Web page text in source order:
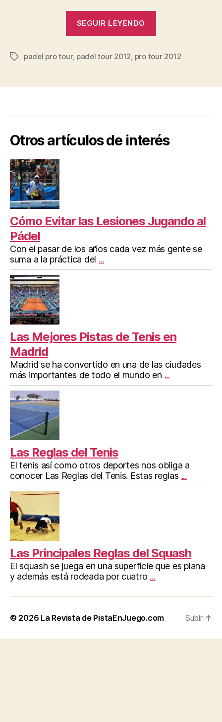
SEGUIR LEYENDO
2012”
Etiquetas
padel pro tour, padel tour 2012, pro tour 2012
Otros artículos de interés
Cómo Evitar las Lesiones Jugando al
Pádel
Con el pasar de los años cada vez más gente se
suma a la práctica del ...
Las Mejores Pistas de Tenis en
Madrid
Madrid se ha convertido en una de las ciudades
más importantes de todo el mundo en ...
Las Reglas del Tenis
El tenis así como otros deportes nos obliga a
conocer Las Reglas del Tenis. Estas reglas ...
Las Principales Reglas del Squash
El squash se juega en una superficie que es plana
y además está rodeada por cuatro ...
© 2026 La Revista de PistaEnJuego.com Subir ↑